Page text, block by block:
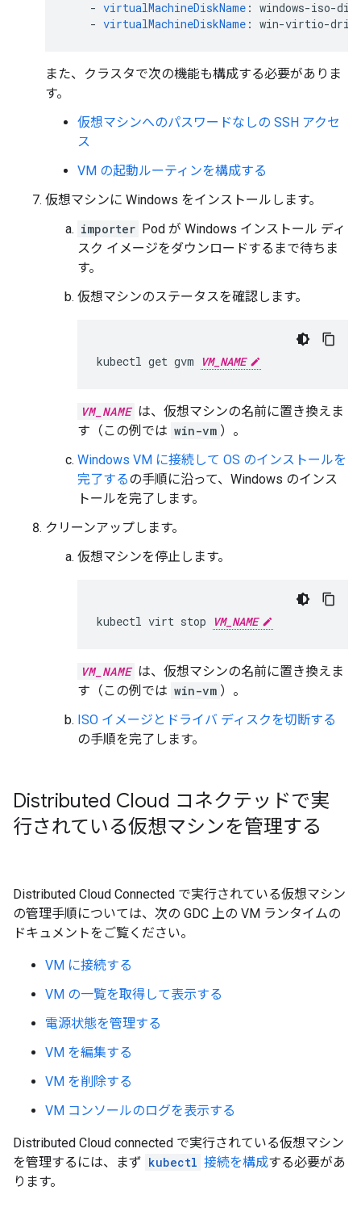
- virtualMachineDiskName : windows-iso-
- virtualMachineDiskName : win-virtio-
また、クラスタで次の機能も構成する必要がありま
す。
仮想マシンへのパスワードなしの SSH アクセ
ス
VM の起動ルーティンを構成する
仮想マシンに Windows をインストールします。
importer Pod が Windows インストール ディ
スク イメージをダウンロードするまで待ちま
す。
仮想マシンのステータスを確認します。
kubectl get gvm VM_NAME
VM_NAME は、仮想マシンの名前に置き換えま
す（この例では win-vm ）。
Windows VM に接続して OS のインストールを
完了するの手順に沿って、Windows のインス
トールを完了します。
クリーンアップします。
仮想マシンを停止します。
kubectl virt stop VM_NAME
VM_NAME は、仮想マシンの名前に置き換えま
す（この例では win-vm ）。
ISO イメージとドライバ ディスクを切断する
の手順を完了します。
Distributed Cloud コネクテッドで実
行されている仮想マシンを管理する
Distributed Cloud Connected で実行されている仮想マシン
の管理手順については、次の GDC 上の VM ランタイムの
ドキュメントをご覧ください。
VM に接続する
VM の一覧を取得して表示する
電源状態を管理する
VM を編集する
VM を削除する
VM コンソールのログを表示する
Distributed Cloud connected で実行されている仮想マシン
を管理するには、まず kubectl 接続を構成する必要があ
ります。